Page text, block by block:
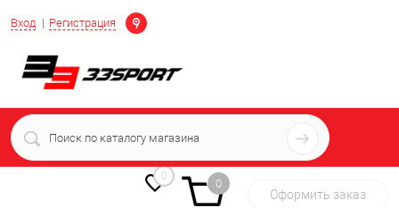
Вход Регистрация
Определение
+7 (939) 716-10-06
пн-пт 7:00-16:00 МСК
0
0
Оформить заказ